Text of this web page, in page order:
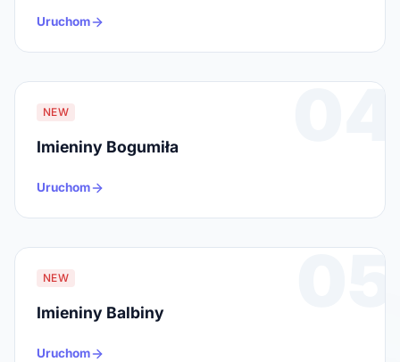
Uruchom
04
NEW
Imieniny Bogumiła
Uruchom
05
NEW
Imieniny Balbiny
Uruchom